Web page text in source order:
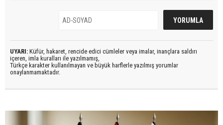
UYARI: Küfür, hakaret, rencide edici cümleler veya imalar, inançlara saldırı
içeren, imla kuralları ile yazılmamış,
Türkçe karakter kullanılmayan ve büyük harflerle yazılmış yorumlar
onaylanmamaktadır.